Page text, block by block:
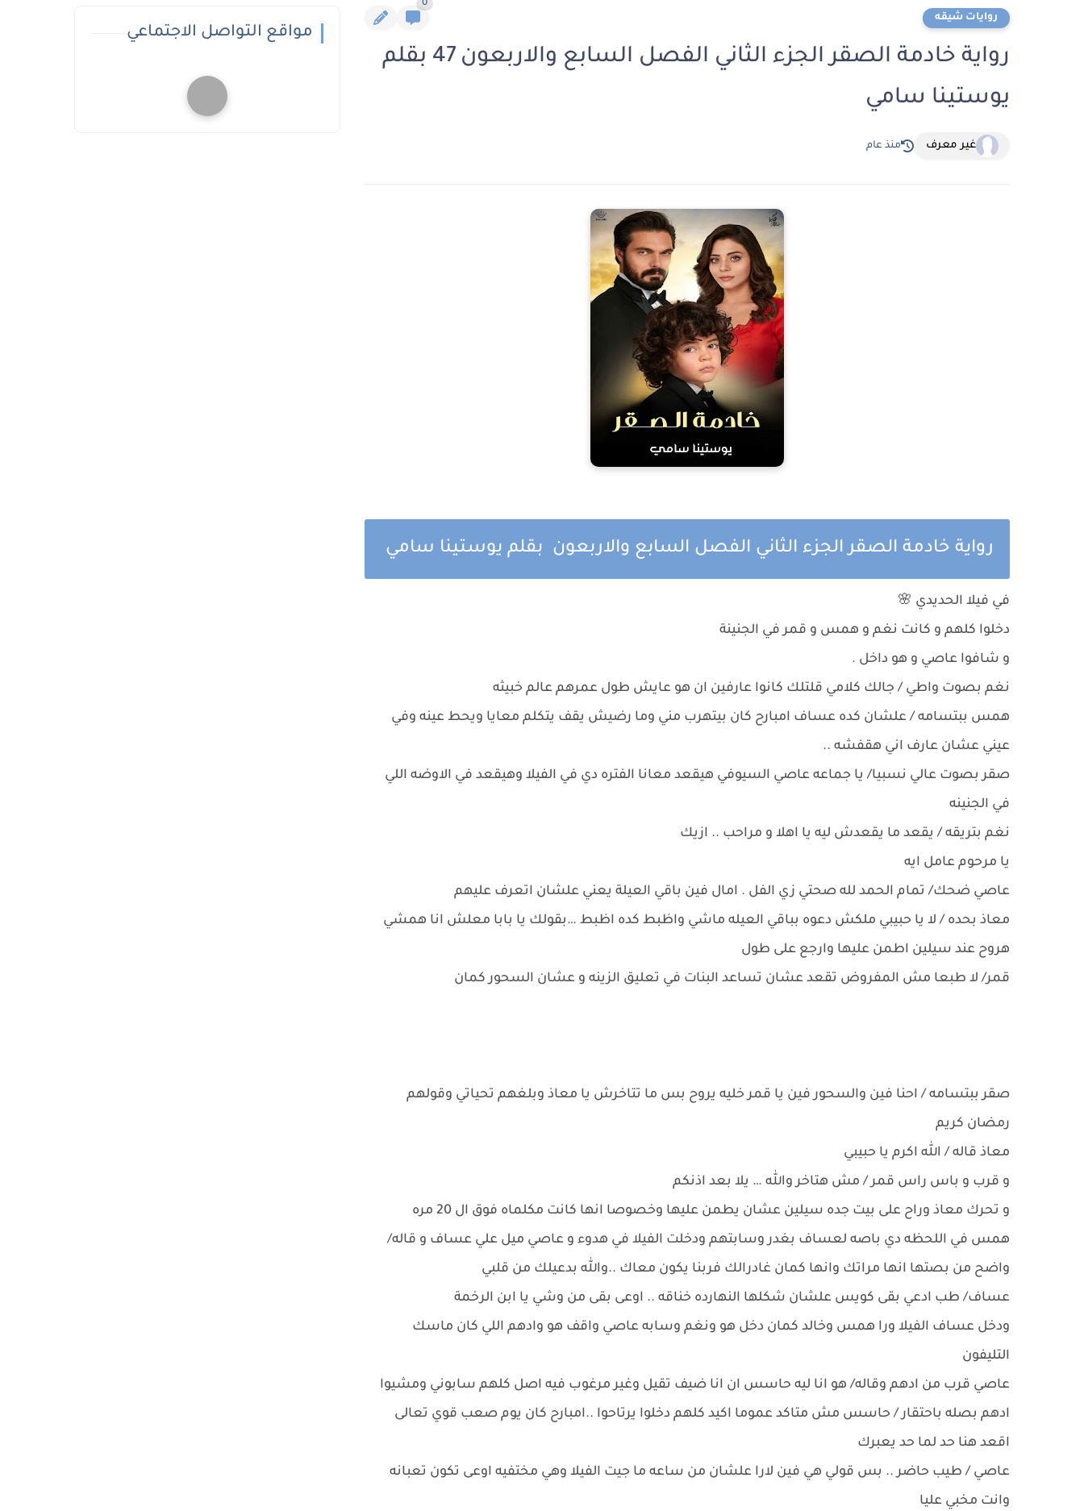
روايات شيقه
0
رواية خادمة الصقر الجزء الثاني الفصل السابع والاربعون 47 بقلم
يوستينا سامي
غير معرف منذ عام
رواية خادمة الصقر الجزء الثاني الفصل السابع والاربعون بقلم يوستينا سامي
في فيلا الحديدي 🌸
دخلوا كلهم و كانت نغم و همس و قمر في الجنينة
و شافوا عاصي و هو داخل .
نغم بصوت واطي / جالك كلامي قلتلك كانوا عارفين ان هو عايش طول عمرهم عالم خبيثه
همس ببتسامه / علشان كده عساف امبارح كان بيتهرب مني وما رضيش يقف يتكلم معايا ويحط عينه وفي
عيني عشان عارف اني هقفشه ..
صقر بصوت عالي نسبيا/ يا جماعه عاصي السيوفي هيقعد معانا الفتره دي في الفيلا وهيقعد في الاوضه اللي
في الجنينه
نغم بتريقه / يقعد ما يقعدش ليه يا اهلا و مراحب .. ازيك
يا مرحوم عامل ايه
عاصي ضحك/ تمام الحمد لله صحتي زي الفل . امال فين باقي العيلة يعني علشان اتعرف عليهم
معاذ بحده / لا يا حبيبي ملكش دعوه بباقي العيله ماشي واظبط كده اظبط …بقولك يا بابا معلش انا همشي
هروح عند سيلين اطمن عليها وارجع على طول
قمر/ لا طبعا مش المفروض تقعد عشان تساعد البنات في تعليق الزينه و عشان السحور كمان
صقر ببتسامه / احنا فين والسحور فين يا قمر خليه يروح بس ما تتاخرش يا معاذ وبلغهم تحياتي وقولهم
رمضان كريم
معاذ قاله / الله اكرم يا حبيبي
و قرب و باس راس قمر / مش هتاخر والله … يلا بعد اذنكم
و تحرك معاذ وراح على بيت جده سيلين عشان يطمن عليها وخصوصا انها كانت مكلماه فوق ال 20 مره
همس في اللحظه دي باصه لعساف بغدر وسابتهم ودخلت الفيلا في هدوء و عاصي ميل علي عساف و قاله/
واضح من بصتها انها مراتك وانها كمان غادرالك فربنا يكون معاك ..والله بدعيلك من قلبي
عساف/ طب ادعي بقى كويس علشان شكلها النهارده خناقه .. اوعى بقى من وشي يا ابن الرخمة
ودخل عساف الفيلا ورا همس وخالد كمان دخل هو ونغم وسابه عاصي واقف هو وادهم اللي كان ماسك
التليفون
عاصي قرب من ادهم وقاله/ هو انا ليه حاسس ان انا ضيف تقيل وغير مرغوب فيه اصل كلهم سابوني ومشيوا
ادهم بصله باحتقار / حاسس مش متاكد عموما اكيد كلهم دخلوا يرتاحوا ..امبارح كان يوم صعب قوي تعالى
اقعد هنا حد لما حد يعبرك
عاصي / طيب حاضر .. بس قولي هي فين لارا علشان من ساعه ما جيت الفيلا وهي مختفيه اوعى تكون تعبانه
وانت مخبي عليا
مواقع التواصل الاجتماعي